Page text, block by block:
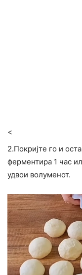
<
2.Покријте го и
ферментира 1 час
удвои волуменот.